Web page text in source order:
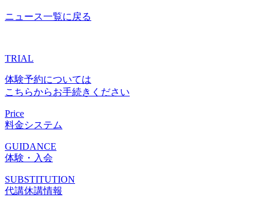
ニュース一覧に戻る
TRIAL
体験予約については
こちらからお手続きください
Price
料金システム
GUIDANCE
体験・入会
SUBSTITUTION
代講休講情報